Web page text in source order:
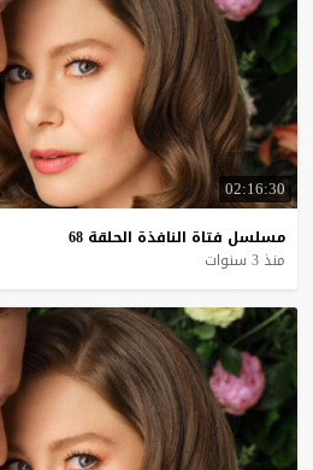
02:16:30
مسلسل فتاة النافذة الحلقة 68
منذ 3 سنوات